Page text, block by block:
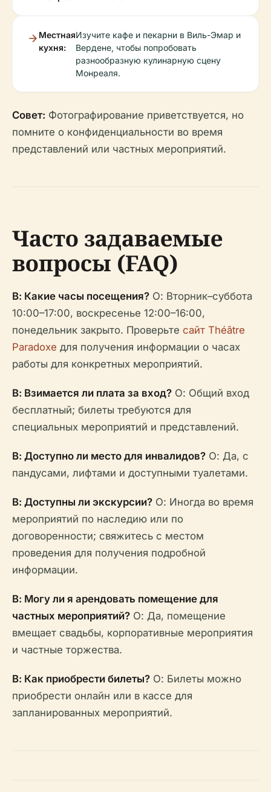
Местная
кухня:
Изучите кафе и пекарни в Виль-Эмар и
Вердене, чтобы попробовать
разнообразную кулинарную сцену
Монреаля.
Совет: Фотографирование приветствуется, но
помните о конфиденциальности во время
представлений или частных мероприятий.
Часто задаваемые
вопросы (FAQ)
В: Какие часы посещения? О: Вторник–суббота
10:00–17:00, воскресенье 12:00–16:00,
понедельник закрыто. Проверьте сайт Théâtre
Paradoxe для получения информации о часах
работы для конкретных мероприятий.
В: Взимается ли плата за вход? О: Общий вход
бесплатный; билеты требуются для
специальных мероприятий и представлений.
В: Доступно ли место для инвалидов? О: Да, с
пандусами, лифтами и доступными туалетами.
В: Доступны ли экскурсии? О: Иногда во время
мероприятий по наследию или по
договоренности; свяжитесь с местом
проведения для получения подробной
информации.
В: Могу ли я арендовать помещение для
частных мероприятий? О: Да, помещение
вмещает свадьбы, корпоративные мероприятия
и частные торжества.
В: Как приобрести билеты? О: Билеты можно
приобрести онлайн или в кассе для
запланированных мероприятий.